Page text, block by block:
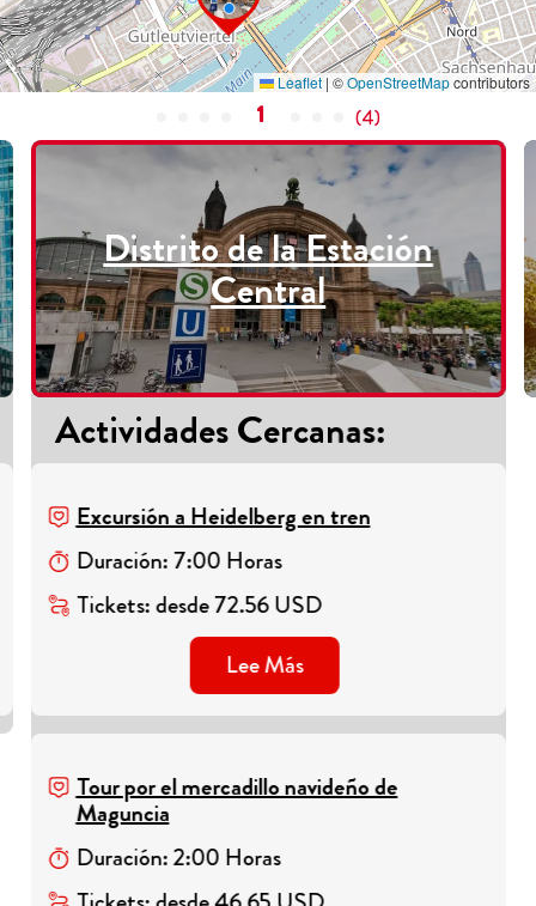
Leaflet | ©OpenStreetMapcontributors
1 (4)
Distrito de la Estación
Central
Actividades Cercanas:
Excursión a Heidelberg en tren
Duración:7:00 Horas
Tickets:desde72.56USD
Lee Más
Tour por el mercadillo navideño de
Maguncia
Duración:2:00 Horas